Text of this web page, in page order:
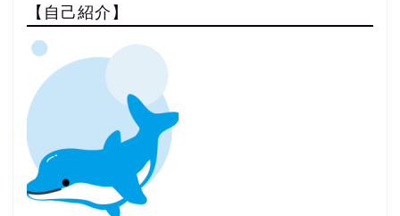
【自己紹介】